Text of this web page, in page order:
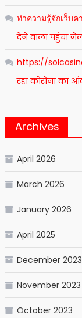
ทำความรู้จักเว็บ
देने वाला पहुंचा
https://
रहा कोरोना का
Archives
April 2026
March 2026
January 2026
April 2025
December 2023
November 2023
October 2023